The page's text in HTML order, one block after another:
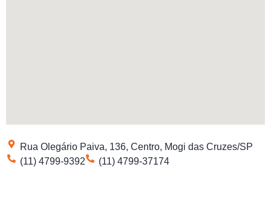
Rua Olegário Paiva, 136, Centro, Mogi das Cruzes/SP
(11) 4799-9392
(11) 4799-37174